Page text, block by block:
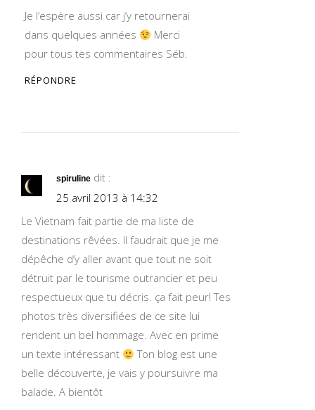
Je l’espère aussi car j’y retournerai
dans quelques années
Merci
pour tous tes commentaires Séb.
RÉPONDRE
spiruline dit :
25 avril 2013 à 14:32
Le Vietnam fait partie de ma liste de
destinations rêvées. Il faudrait que je me
dépêche d’y aller avant que tout ne soit
détruit par le tourisme outrancier et peu
respectueux que tu décris. ça fait peur! Tes
photos très diversifiées de ce site lui
rendent un bel hommage. Avec en prime
un texte intéressant
Ton blog est une
belle découverte, je vais y poursuivre ma
balade. A bientôt